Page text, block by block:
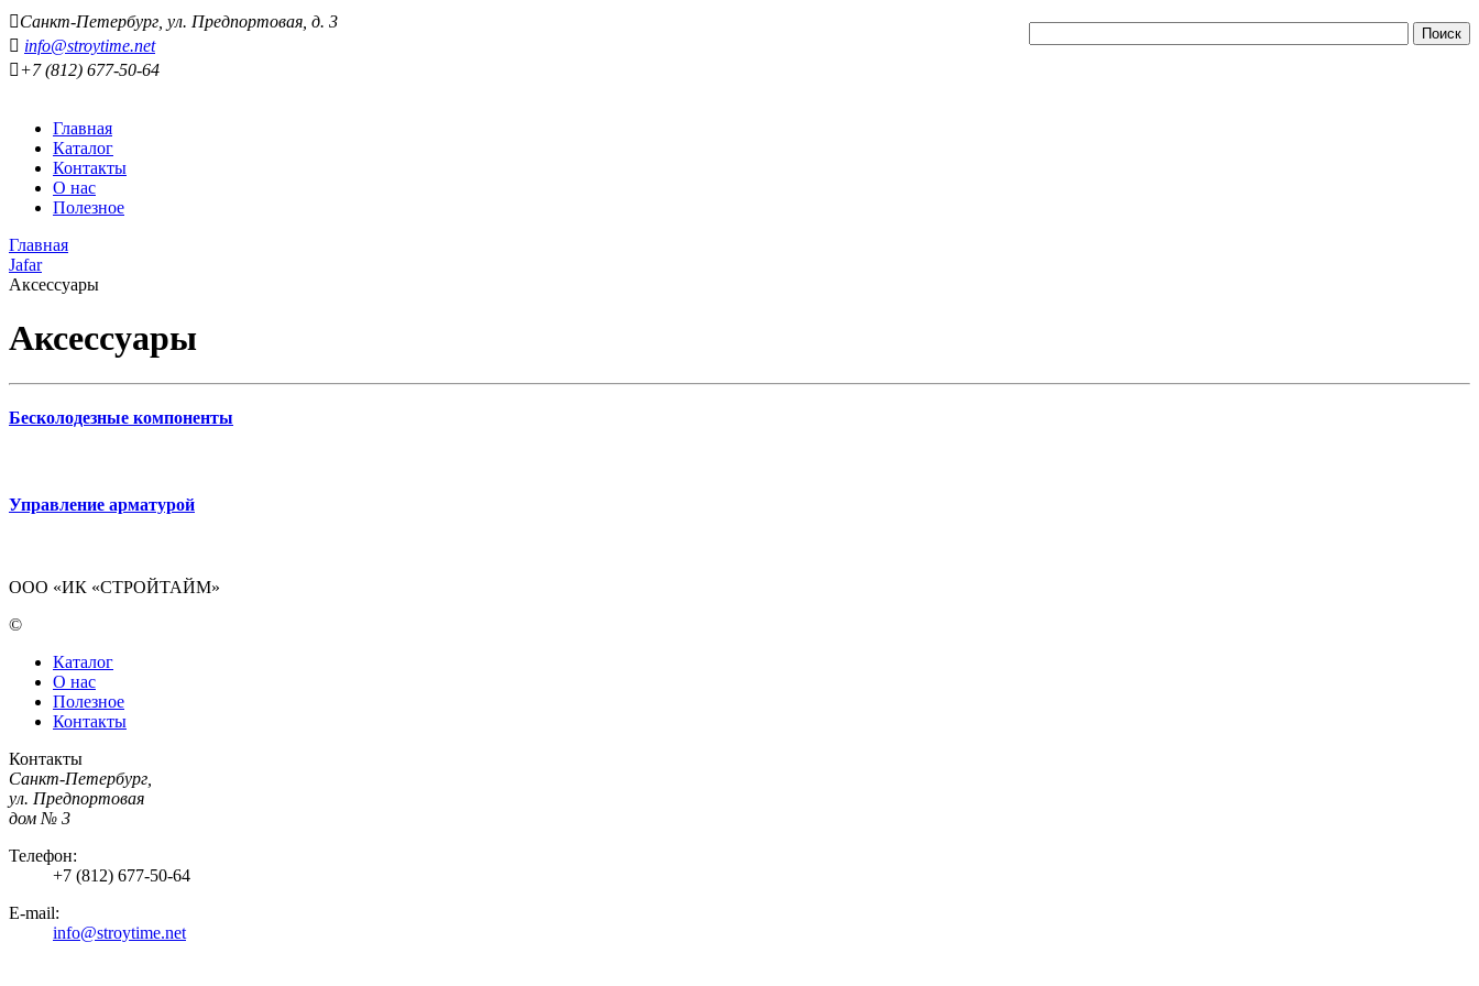
Санкт-Петербург, ул. Предпортовая, д. 3
info@stroytime.net
+7 (812) 677-50-64
Главная
Каталог
Контакты
О нас
Полезное
Главная
Jafar
Аксессуары
Аксессуары
Бесколодезные компоненты
Управление арматурой
ООО «ИК «СТРОЙТАЙМ»
©
Каталог
О нас
Полезное
Контакты
Контакты
Санкт-Петербург,
ул. Предпортовая
дом № 3
Телефон:
+7 (812) 677-50-64
E-mail:
info@stroytime.net